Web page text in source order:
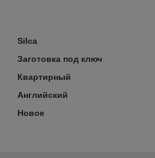
Silca
Заготовка под ключ
Квартирный
Английский
Новое